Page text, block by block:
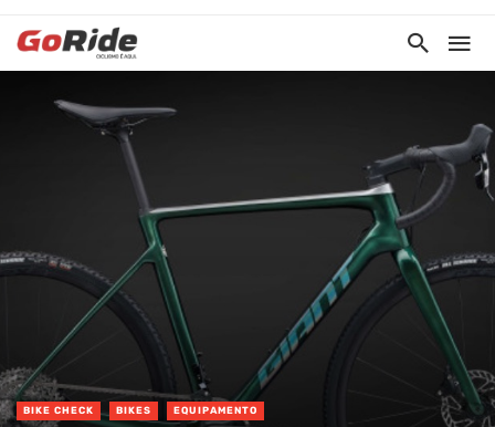
BIKE CHECK BIKES EQUIPAMENTO